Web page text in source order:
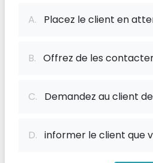
A. Placez le client en
B. Offrez de les
C. Demandez au client
D. informer le client que